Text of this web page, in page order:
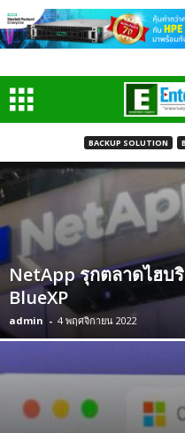
BACKUP SOLUTION
NetApp รุกตลาดไฮบ
BlueXP
admin - 4 พฤศจิกายน 2022